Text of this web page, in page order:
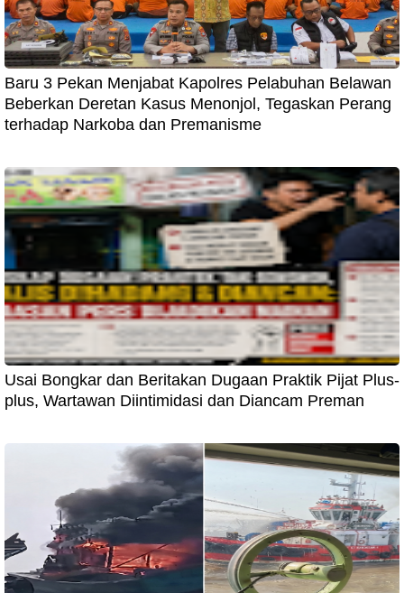
Baru 3 Pekan Menjabat Kapolres Pelabuhan Belawan
Beberkan Deretan Kasus Menonjol, Tegaskan Perang
terhadap Narkoba dan Premanisme
Usai Bongkar dan Beritakan Dugaan Praktik Pijat Plus-
plus, Wartawan Diintimidasi dan Diancam Preman